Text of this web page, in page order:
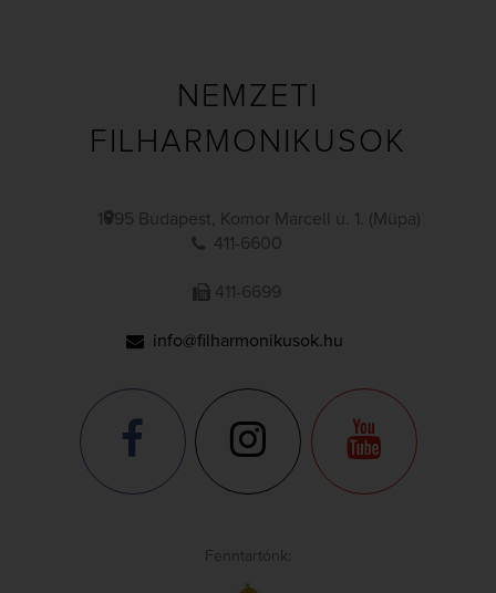
NEMZETI
FILHARMONIKUSOK
1095 Budapest, Komor Marcell u. 1. (Müpa)
411-6600
411-6699
info@filharmonikusok.hu
Fenntartónk: